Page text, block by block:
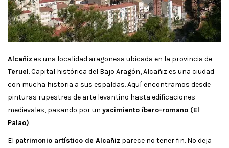
Alcañiz es una localidad aragonesa ubicada en la provincia de
Teruel. Capital histórica del Bajo Aragón, Alcañiz es una ciudad
con mucha historia a sus espaldas. Aquí encontramos desde
pinturas rupestres de arte levantino hasta edificaciones
medievales, pasando por un yacimiento íbero-romano (El
Palao).
El patrimonio artístico de Alcañiz parece no tener fin. No deja